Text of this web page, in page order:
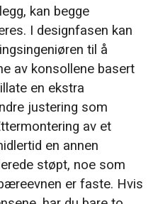
kan begge
I designfasen kan
til å
av konsollene basert
en ekstra
justering som
av et
en annen
støpt, noe som
er faste. Hvis